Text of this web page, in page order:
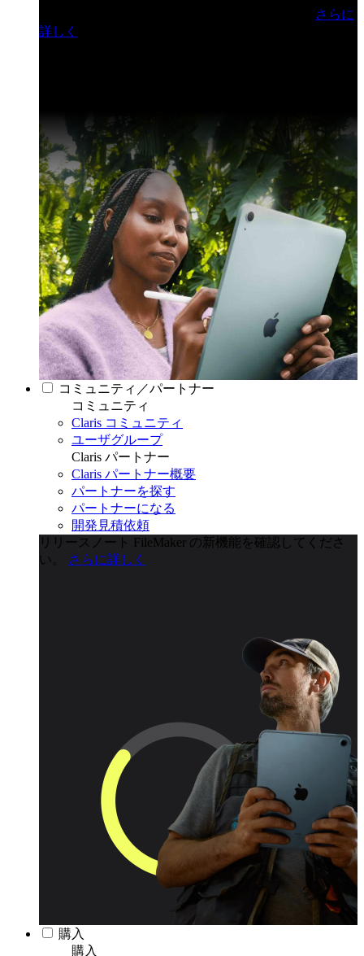
さらに
詳しく
コミュニティ／パートナー
コミュニティ
Claris コミュニティ
ユーザグループ
Claris パートナー
Claris パートナー概要
パートナーを探す
パートナーになる
開発見積依頼
リリースノート
FileMaker の新機能を確認してくださ
い。
さらに詳しく
購入
購入